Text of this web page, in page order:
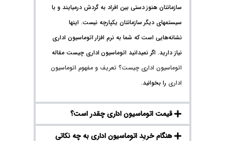
سازمانتان هنوز دستی بین افراد به گردش درمیایند و با
سیستمهای دیگر سازمانتان یکپارچه نیست. اینها
نشانه‌هایی است که شما به نرم افزار اتوماسیون اداری
نیاز دارید. اگر نمیدانید اتوماسیون اداری چیست مقاله
اتوماسیون اداری چیست؟ تعریف و مفهوم اتوماسیون
اداری را بخوانید.
قیمت اتوماسیون اداری چقدر است؟
هنگام خرید اتوماسیون اداری به چه نکاتی